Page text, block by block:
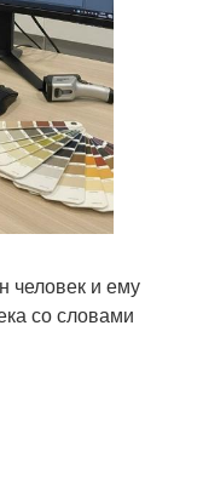
человек и ему
со словами